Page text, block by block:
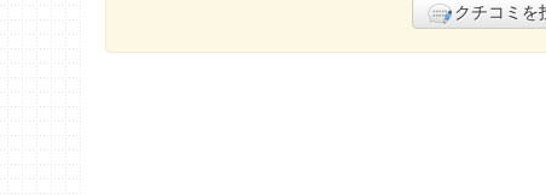
クチコミを